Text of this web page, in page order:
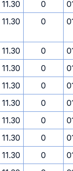
11.30 0
11.30 0
11.30 0
11.30 0
11.30 0
11.30 0
11.30 0
11.30 0
11.30 0